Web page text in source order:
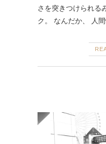
さを突きつけられる
ク。 なんだか、 人